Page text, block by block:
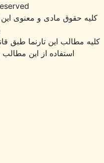
Reserved
حقوق مادی و معنوی اين
مطالب این تارنما طبق
استفاده از این مطالب